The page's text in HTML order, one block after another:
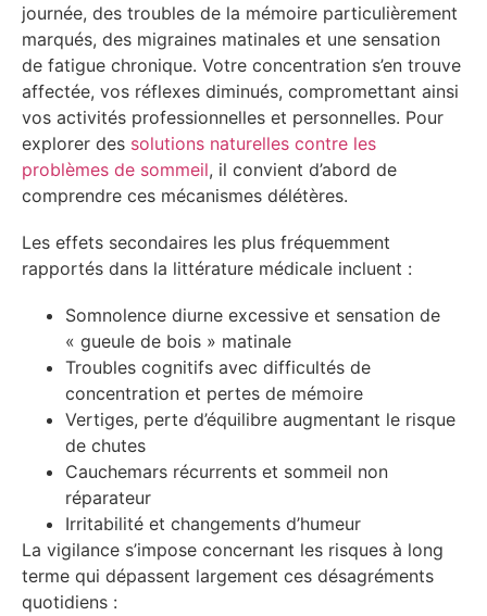
journée, des troubles de la mémoire particulièrement
marqués, des migraines matinales et une sensation
de fatigue chronique. Votre concentration s’en trouve
affectée, vos réflexes diminués, compromettant ainsi
vos activités professionnelles et personnelles. Pour
explorer des solutions naturelles contre les
problèmes de sommeil, il convient d’abord de
comprendre ces mécanismes délétères.
Les effets secondaires les plus fréquemment
rapportés dans la littérature médicale incluent :
Somnolence diurne excessive et sensation de
« gueule de bois » matinale
Troubles cognitifs avec difficultés de
concentration et pertes de mémoire
Vertiges, perte d’équilibre augmentant le risque
de chutes
Cauchemars récurrents et sommeil non
réparateur
Irritabilité et changements d’humeur
La vigilance s’impose concernant les risques à long
terme qui dépassent largement ces désagréments
quotidiens :